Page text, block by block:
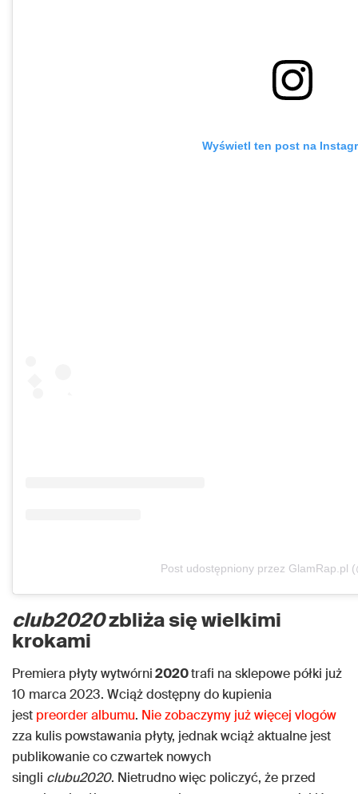
Wyświetl ten post na
Post udostępniony przez GlamRap.pl
club2020zbliża się wielkimi
krokami
Premiera płyty wytwórni2020trafi na sklepowe półki już
10 marca 2023. Wciąż dostępny do kupienia
jest preorder albumu. Nie zobaczymy już więcej vlogów
zza kulis powstawania płyty, jednak wciąż aktualne jest
publikowanie co czwartek nowych
singli clubu2020. Nietrudno więc policzyć, że przed